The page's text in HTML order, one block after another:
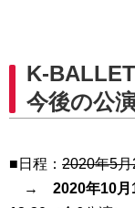
K-
今後の公
■日程： 2020年5
→ 2020年10